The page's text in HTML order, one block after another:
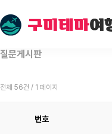
질문게시판
전체 56건 / 1 페이지
번호